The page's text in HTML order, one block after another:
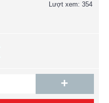
Lượt xem: 354
+